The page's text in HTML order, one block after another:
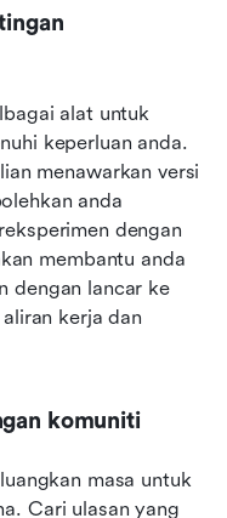
alat untuk
keperluan anda.
menawarkan versi
anda
dengan
membantu anda
dengan lancar ke
kerja dan
komuniti
masa untuk
Cari ulasan yang